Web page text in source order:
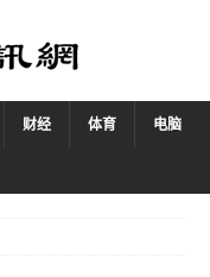
财经 体育 电脑